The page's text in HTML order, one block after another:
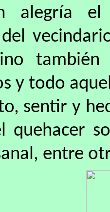
alegría el
y todo
sentir y
quehacer
entre